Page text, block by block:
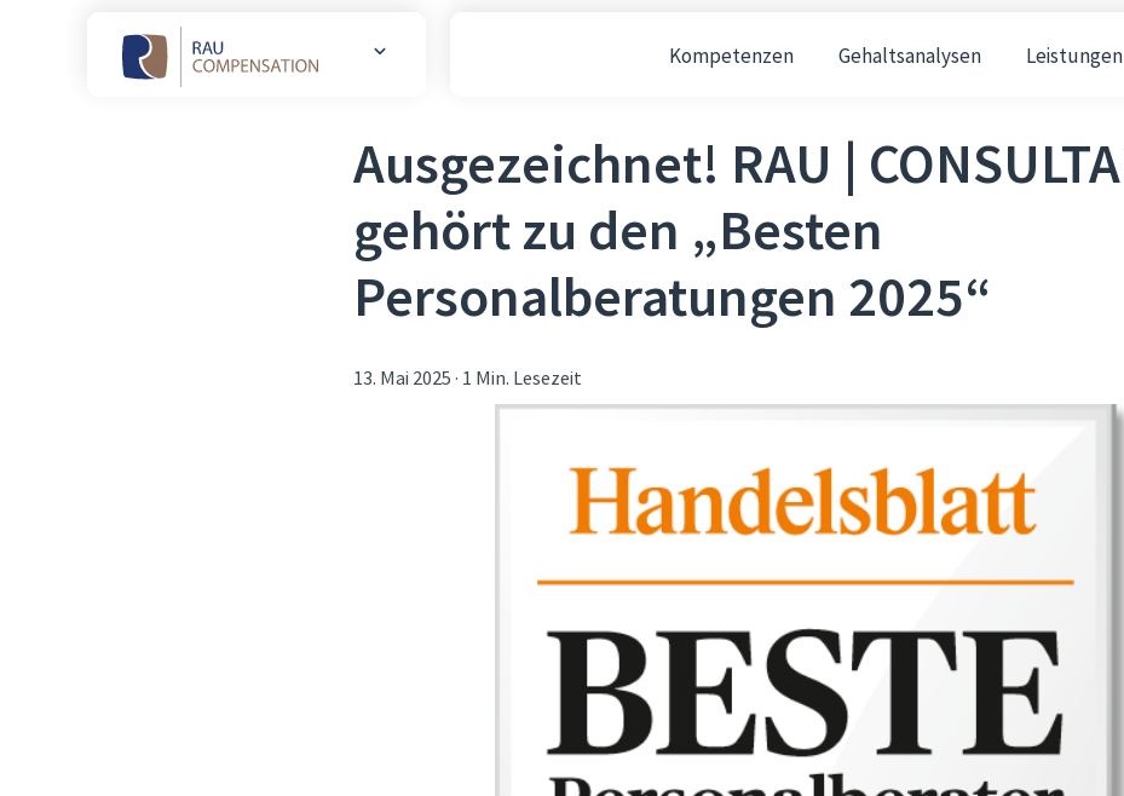
Weitere Kompetenzen Gehaltsanalysen Leistungen
Ausgezeichnet! RAU |
gehört zu den „Besten
Personalberatungen 2025“
13. Mai 2025 · 1 Min. Lesezeit